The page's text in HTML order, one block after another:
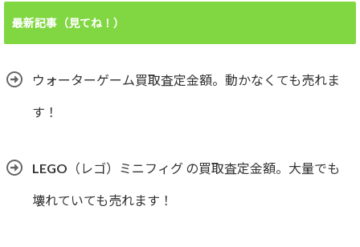
最新記事（見てね！）
ウォーターゲーム買取査定金額。動かなくても売れま
す！
LEGO（レゴ）ミニフィグ の買取査定金額。大量でも
壊れていても売れます！